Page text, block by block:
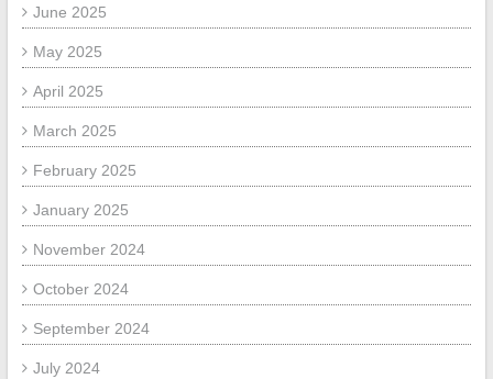
June 2025
May 2025
April 2025
March 2025
February 2025
January 2025
November 2024
October 2024
September 2024
July 2024